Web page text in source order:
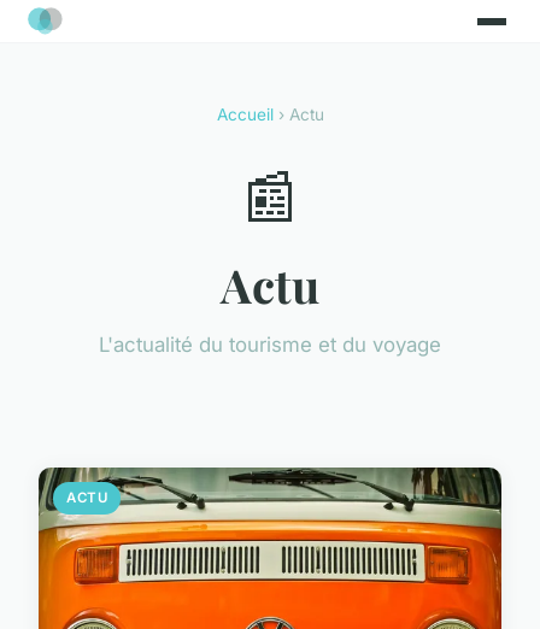
Accueil› Actu
📰
Actu
L'actualité du tourisme et du voyage
ACTU